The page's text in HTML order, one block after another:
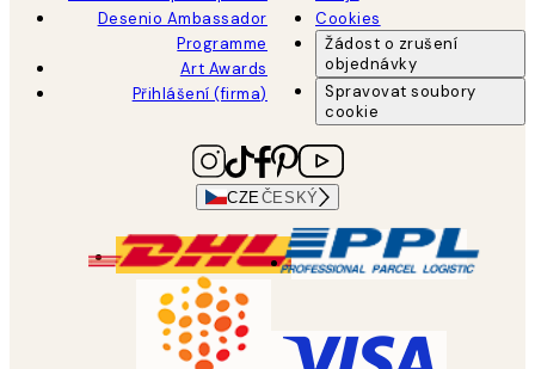
Desenio Ambassador
Programme
Art Awards
Přihlášení (firma)
Cookies
Žádost o zrušení
objednávky
Spravovat soubory
cookie
CZE ČESKÝ